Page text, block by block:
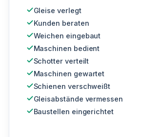
Gleise verlegt
Kunden beraten
Weichen eingebaut
Maschinen bedient
Schotter verteilt
Maschinen gewartet
Schienen verschweißt
Gleisabstände vermessen
Baustellen eingerichtet